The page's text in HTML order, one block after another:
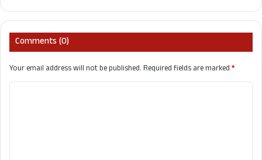
Comments (0)
Your email address will not be published.Required fields are marked*